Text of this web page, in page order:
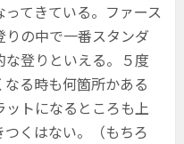
てきている。ファース
りの中で一番スタンダ
登りといえる。５度
る時も何箇所かある
トになるところも上
くはない。（もちろ